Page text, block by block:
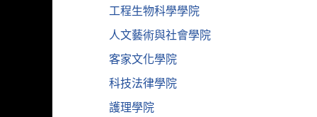
工程生物科學學院
人文藝術與社會學院
客家文化學院
科技法律學院
護理學院